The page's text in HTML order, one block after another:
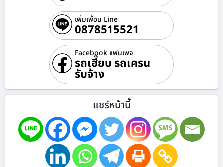
เพิ่มเพื่อน Line
0878515521
Facebook แฟนเพจ
รถเฮี๊ยบ รถเครน
รับจ้าง
แชร์หน้านี้